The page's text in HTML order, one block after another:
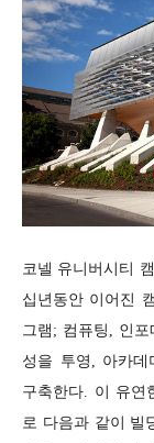
코넬 유니버시티
십년동안 이어진
그램; 컴퓨팅, 인
성을 투영, 아카데
구축한다. 이 유연
로 다음과 같이 빌